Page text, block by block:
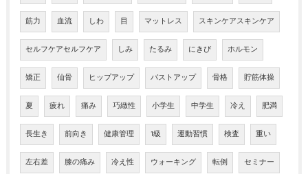
筋力 血流 しわ 目 マットレス スキンケアスキンケア
セルフケアセルフケア しみ たるみ にきび ホルモン
矯正 仙骨 ヒップアップ バストアップ 骨格 貯筋体操
夏 疲れ 痛み 巧緻性 小学生 中学生 冷え 肥満
長生き 前向き 健康管理 1級 運動習慣 検査 重い
左右差 膝の痛み 冷え性 ウォーキング 転倒 セミナー